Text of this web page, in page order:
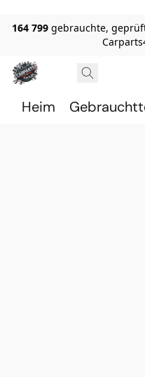
164 799 gebrauchte,
Heim